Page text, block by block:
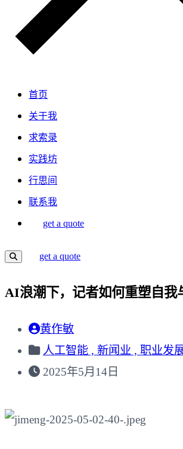
首页
关于我
求索录
实践坊
行思间
联系我
get a quote
get a quote
AI浪潮下，记者如何重塑自我
黄作敏
人工智能 , 新闻业 , 职业发
2025年5月14日